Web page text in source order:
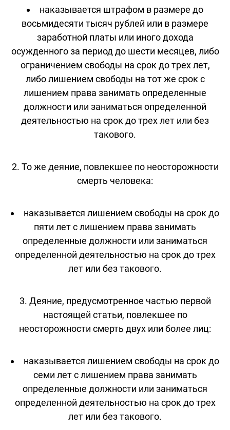
наказывается штрафом в размере до
восьмидесяти тысяч рублей или в размере
заработной платы или иного дохода
осужденного за период до шести месяцев, либо
ограничением свободы на срок до трех лет,
либо лишением свободы на тот же срок с
лишением права занимать определенные
должности или заниматься определенной
деятельностью на срок до трех лет или без
такового.
2. То же деяние, повлекшее по неосторожности
смерть человека:
наказывается лишением свободы на срок до
пяти лет с лишением права занимать
определенные должности или заниматься
определенной деятельностью на срок до трех
лет или без такового.
3. Деяние, предусмотренное частью первой
настоящей статьи, повлекшее по
неосторожности смерть двух или более лиц:
наказывается лишением свободы на срок до
семи лет с лишением права занимать
определенные должности или заниматься
определенной деятельностью на срок до трех
лет или без такового.